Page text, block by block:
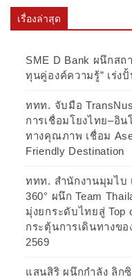
เรื่องล่าสุด
SME D Bank ผนึกส
ทุนคู่องค์ความรู้” เร่ง
ททท. จับมือ
การเชื่อมโยงไทย–อิ
ทางคุณภาพ เชื่อม
Friendly Destination
ททท. สำนักงานมุมไบ
360° ผนึก Team
มุ่งยกระดับไทยสู่ Top
กระตุ้นการเดินทางข
2569
แสนสิริ ผนึกกำลัง ลิก